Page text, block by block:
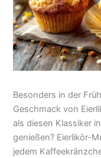
Besonders in der
Geschmack von
als diesen Klassiker
genießen? Eierlikör-
jedem